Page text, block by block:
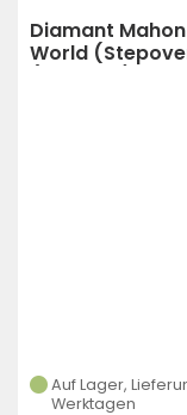
Diamant Mahon
World
Auf Lager,
Werktagen